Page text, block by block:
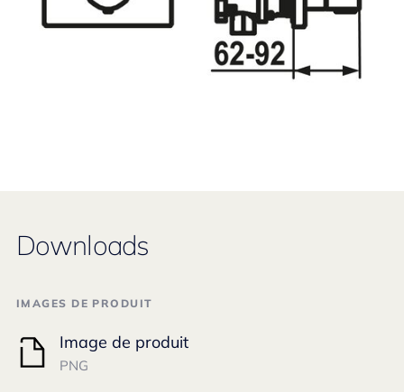
Downloads
IMAGES DE PRODUIT
Image de produit
PNG